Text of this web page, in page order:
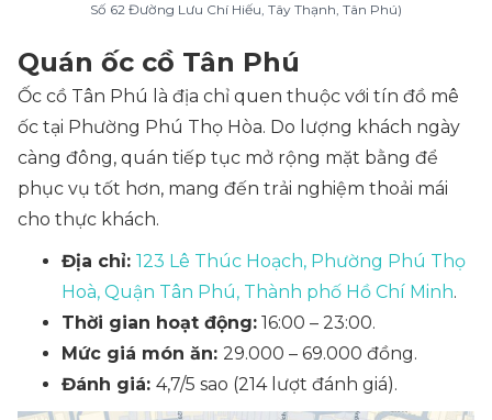
Số 62 Đường Lưu Chí Hiếu, Tây Thạnh, Tân Phú)
Quán ốc cồ Tân Phú
Ốc cồ Tân Phú là địa chỉ quen thuộc với tín đồ mê
ốc tại Phường Phú Thọ Hòa. Do lượng khách ngày
càng đông, quán tiếp tục mở rộng mặt bằng để
phục vụ tốt hơn, mang đến trải nghiệm thoải mái
cho thực khách.
Địa chỉ: 123 Lê Thúc Hoạch, Phường Phú Thọ
Hoà, Quận Tân Phú, Thành phố Hồ Chí Minh.
Thời gian hoạt động: 16:00 – 23:00.
Mức giá món ăn: 29.000 – 69.000 đồng.
Đánh giá: 4,7/5 sao (214 lượt đánh giá).